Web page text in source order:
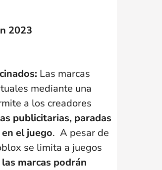
2023
Las marcas
mediante una
a los creadores
publicitarias, paradas
el juego. A pesar de
se limita a juegos
las marcas podrán